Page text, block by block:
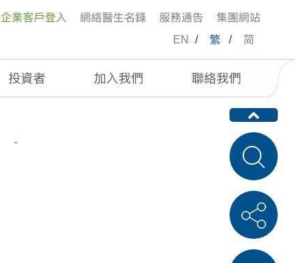
企業客戶登入 網絡醫生名錄 服務通告
集團網站
EN
/ 繁 / 简
投資者 加入我們 聯絡我們